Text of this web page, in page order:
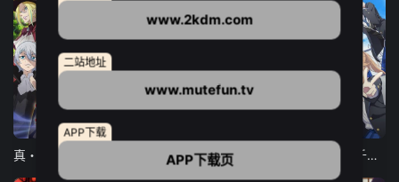
12集全
东京猫猫 NEW～♡ 弹珠汽水瓶里的千岁同学
www.2kdm.com
二站地址
www.mutefun.tv
APP下载
APP下载页